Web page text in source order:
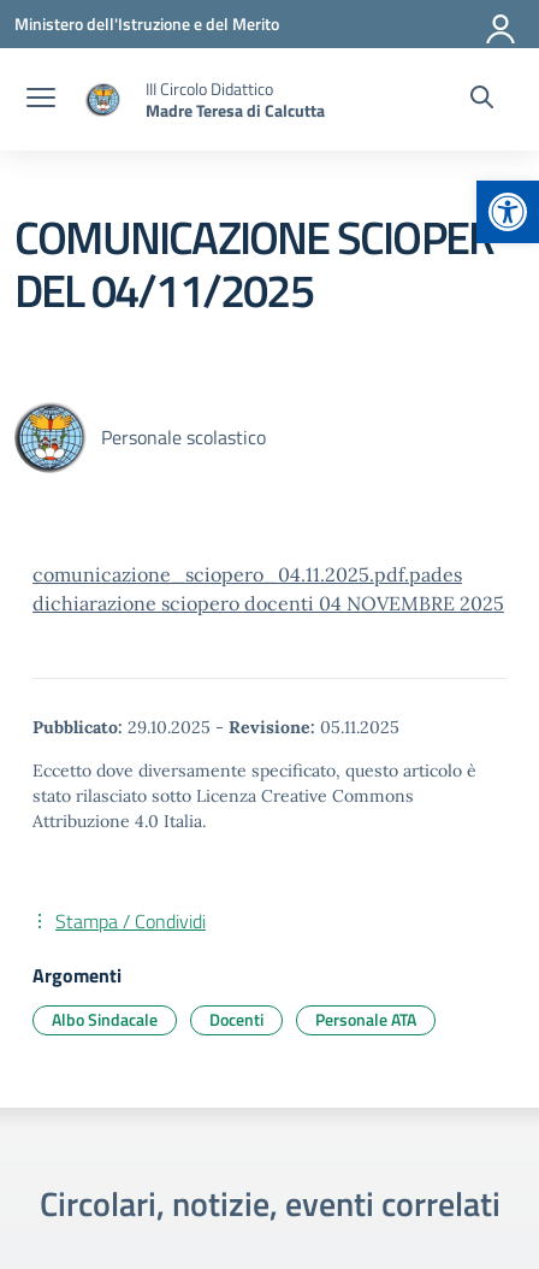
Vai ai contenuti
Vai al menu di navigazione
Vai al footer
Ministero dell'Istruzione e del Merito
III Circolo Didattico
Madre Teresa di Calcutta
COMUNICAZIONE SCIOPER
DEL 04/11/2025
Personale scolastico
comunicazione_sciopero_04.11.2025.pdf.pades
dichiarazione sciopero docenti 04 NOVEMBRE 2025
Pubblicato: 29.10.2025 - Revisione: 05.11.2025
Eccetto dove diversamente specificato, questo articolo è
stato rilasciato sotto Licenza Creative Commons
Attribuzione 4.0 Italia.
Stampa / Condividi
Argomenti
Albo Sindacale Docenti Personale ATA
Circolari, notizie, eventi correlati